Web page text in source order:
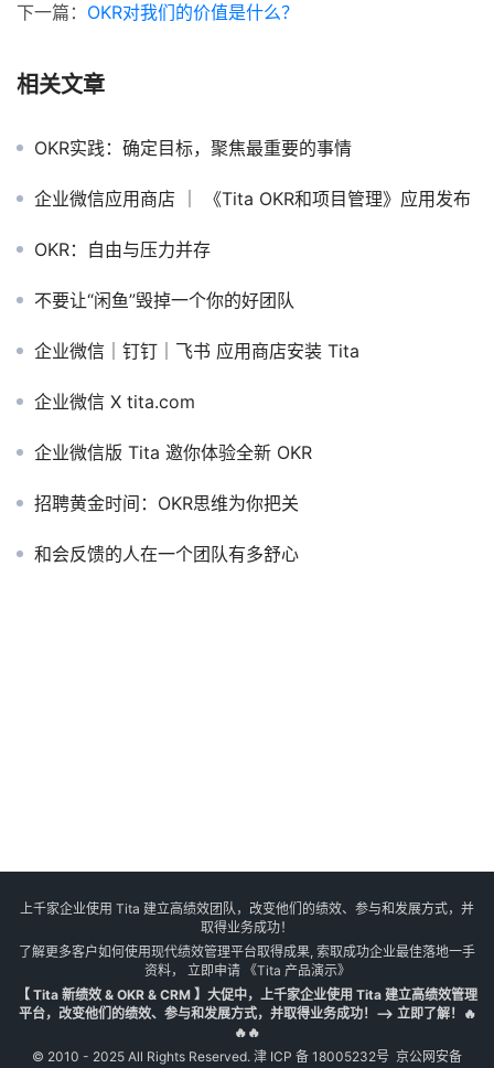
下一篇： OKR对我们的价值是什么？
相关文章
OKR实践：确定目标，聚焦最重要的事情
企业微信应用商店 ｜ 《Tita OKR和项目管理》应用发布
OKR：自由与压力并存
不要让“闲鱼”毁掉一个你的好团队
企业微信｜钉钉｜飞书 应用商店安装 Tita
企业微信 X tita.com
企业微信版 Tita 邀你体验全新 OKR
招聘黄金时间：OKR思维为你把关
和会反馈的人在一个团队有多舒心
上千家企业使用 Tita 建立高绩效团队，改变他们的绩效、参与和发展方式，并
取得业务成功！
了解更多客户如何使用现代绩效管理平台取得成果, 索取成功企业最佳落地一手
资料， 立即申请《Tita 产品演示》
【 Tita 新绩效 & OKR & CRM 】大促中，上千家企业使用 Tita 建立高绩效管理
平台，改变他们的绩效、参与和发展方式，并取得业务成功！--> 立即了解！🔥
🔥🔥
© 2010 - 2025 All Rights Reserved. 津 ICP 备 18005232号 京公网安备